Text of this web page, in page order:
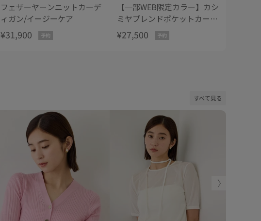
フェザーヤーンニットカーデ
ィガン/イージーケア
¥31,900 予約
【一部WEB限定カラー】カシ
ミヤブレンドポケットカーデ
ィガン/イージーケア
【J'aDoRe・一部店舗限定サ
¥27,500 予約
すべて見る